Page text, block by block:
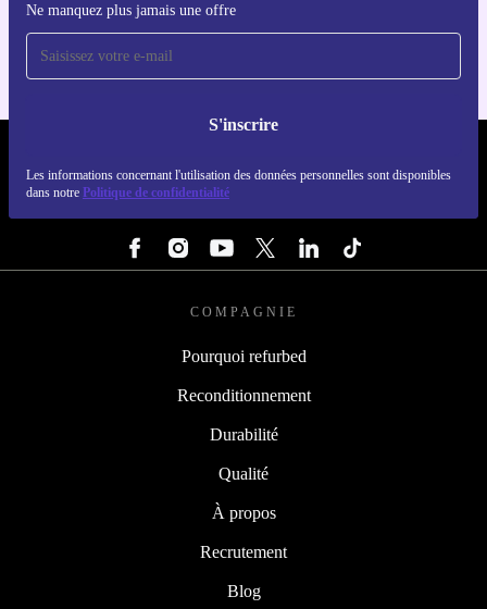
Ne manquez plus jamais une offre
S'inscrire
Les informations concernant l'utilisation des données personnelles sont disponibles
dans notre Politique de confidentialité
Pour iOS et Android
COMPAGNIE
Pourquoi refurbed
Reconditionnement
Durabilité
Qualité
À propos
Recrutement
Blog